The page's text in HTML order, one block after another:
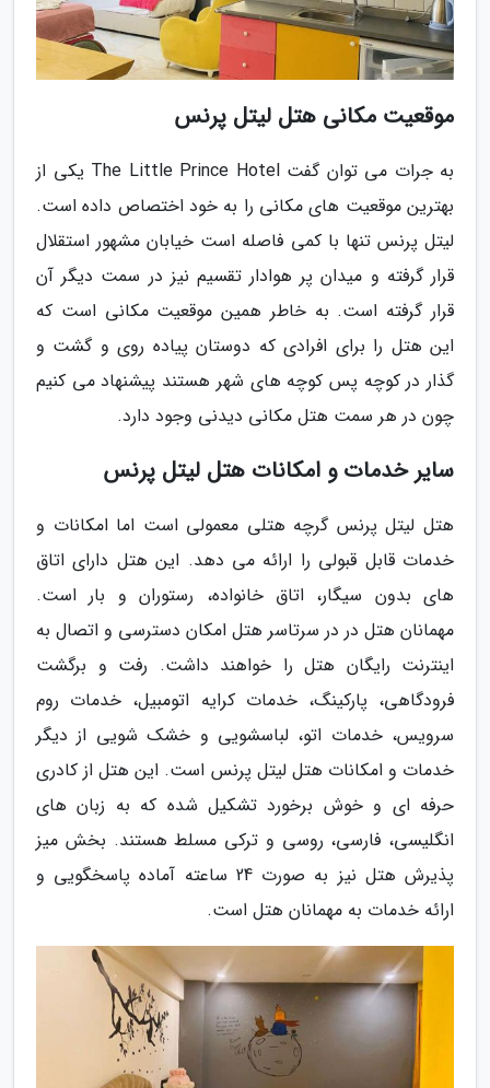
موقعیت مکانی هتل لیتل پرنس
به جرات می توان گفت The Little Prince Hotel یکی از
بهترین موقعیت های مکانی را به خود اختصاص داده است.
لیتل پرنس تنها با کمی فاصله است خیابان مشهور استقلال
قرار گرفته و میدان پر هوادار تقسیم نیز در سمت دیگر آن
قرار گرفته است. به خاطر همین موقعیت مکانی است که
این هتل را برای افرادی که دوستان پیاده روی و گشت و
گذار در کوچه پس کوچه های شهر هستند پیشنهاد می کنیم
چون در هر سمت هتل مکانی دیدنی وجود دارد.
سایر خدمات و امکانات هتل لیتل پرنس
هتل لیتل پرنس گرچه هتلی معمولی است اما امکانات و
خدمات قابل قبولی را ارائه می دهد. این هتل دارای اتاق
های بدون سیگار، اتاق خانواده، رستوران و بار است.
مهمانان هتل در در سرتاسر هتل امکان دسترسی و اتصال به
اینترنت رایگان هتل را خواهند داشت. رفت و برگشت
فرودگاهی، پارکینگ، خدمات کرایه اتومبیل، خدمات روم
سرویس، خدمات اتو، لباسشویی و خشک شویی از دیگر
خدمات و امکانات هتل لیتل پرنس است. این هتل از کادری
حرفه ای و خوش برخورد تشکیل شده که به زبان های
انگلیسی، فارسی، روسی و ترکی مسلط هستند. بخش میز
پذیرش هتل نیز به صورت 24 ساعته آماده پاسخگویی و
ارائه خدمات به مهمانان هتل است.